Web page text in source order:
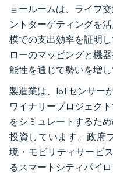
ョールームは、ライブ
ントターゲティングを
模での支出効率を証明
ローのマッピングと機
能性を通じて勢いを増し
製造業は、IoTセンサー
ワイナリープロジェク
をシミュレートするた
投資しています。政府
境・モビリティサービ
るスマートシティパイ